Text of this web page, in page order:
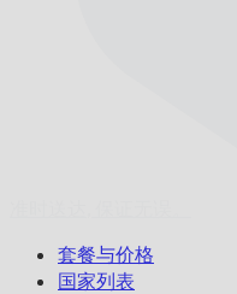
套餐与价格
国家列表